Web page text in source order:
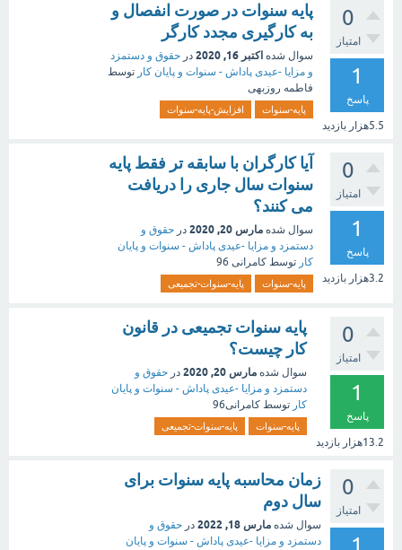
0
امتیاز
1
پاسخ
5.5هزار بازدید
پایه سنوات در صورت انفصال و
به کارگیری مجدد کارگر
سوال شده اکتبر 16, 2020 در حقوق و دستمزد
و مزایا -عیدی پاداش - سنوات و پایان کار توسط
فاطمه روزبهی
پایه-سنوات افزایش-پایه-سنوات
0
امتیاز
1
پاسخ
3.2هزار بازدید
آیا کارگران با سابقه تر فقط پایه
سنوات سال جاری را دریافت
می کنند؟
سوال شده مارس 20, 2020 در حقوق و
دستمزد و مزایا -عیدی پاداش - سنوات و پایان
کار توسط کامرانی 96
پایه-سنوات پایه-سنوات-تجمیعی
0
امتیاز
1
پاسخ
13.2هزار بازدید
پایه سنوات تجمیعی در قانون
کار چیست؟
سوال شده مارس 20, 2020 در حقوق و
دستمزد و مزایا -عیدی پاداش - سنوات و پایان
کار توسط کامرانی96
پایه-سنوات پایه-سنوات-تجمیعی
0
امتیاز
زمان محاسبه پایه سنوات برای
سال دوم
سوال شده مارس 18, 2022 در حقوق و
دستمزد و مزایا -عیدی پاداش - سنوات و پایان